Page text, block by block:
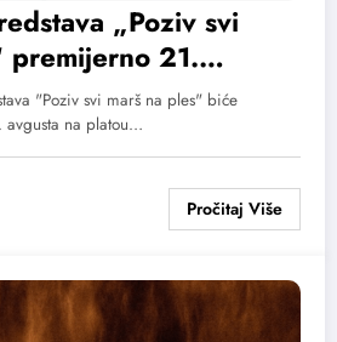
„Poziv svi
premijerno 21.
"Poziv svi marš na ples" biće
na platou…